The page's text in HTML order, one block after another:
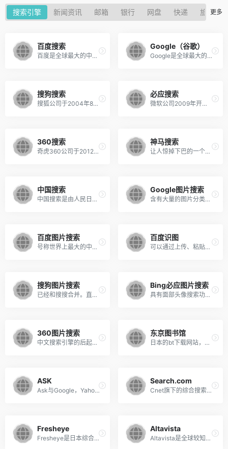
搜索引擎 新闻资讯 邮箱 银行 网盘 快递 旅游更多
百度搜索
百度是全球最大的中文搜索引擎，2000年1月由李彦宏、徐勇两人创办。最新调查结果显示，2012年至今百度长期占据中国搜索引擎市场份额的75%以上。
Google（谷歌）
Google是全球最大的搜索引擎，可搜索多种类型的文件，提供多种搜索服务。
搜狗搜索
搜狐公司于2004年8月推出的第三代互动式中文搜索引擎，中文网页收录量达到100亿。搜狗产品线包括网页应用和桌面应用两部分。
必应搜索
微软公司2009年开发的搜索引擎Bing，其中文版采用独立子域名，取代了之前的Live Search。其独特的首页每天都会更新高清晰主题照片。
360搜索
奇虎360公司于2012年8月推出的360搜索(so.com)，凭借360的多个客户端，在短短时间内便迅速占领了中国搜索引擎市场份额的10%，并一度突破15%，撼动了百度一家独大的中国搜索行业市场格局。
神马搜索
让人惊掉下巴的一个事实上：作为专注于移动搜索的神马搜索，虽然不做PC端搜索引擎，却凭借着阿里系的强大的移动App用户群，已成为占有率极高的移动搜索引擎。神马的使命就是让“手机党”们随时随地，搜什么有什么。神马搜索App既不是应用商店也不是百度，但其交互方式更移动；有搜集自全网的海量参考信息、买家评价；可以让你追到新鲜热辣的好看小说章节，给你清爽干净的阅读体验。
中国搜索
中国搜索是由人民日报、新华社、中央电视台、光明日报、经济日报、中国日报、中国新闻社联手打造的国家级互联网高新企业，强大的跨媒体、融媒体、新媒体传播载体，权威的互联网百科、数据、资料库，丰富多彩的互联网+创新应用平台。
Google图片搜索
含有大量的图片分类，可限定图片内容类型、颜色、大小、文件类型等，也可以上传图片搜索图片或用语音搜索图片。有内容过滤器功能，能够去除许多儿童不宜的图片。 由于众所周知的原因，大部分地区无法访问谷歌搜索，但是通过设置网络代理服务器可以访问。
百度图片搜索
号称世界上最大的中文图片搜索引擎，从数十亿中文网页中提取出各类图片。到目前为止，百度图片搜索引擎可检索图片已经近亿张，能中文新闻网页中实时提取新闻图片。可根据图片大小和格式进行高级搜索。具有以图搜图的功能。
百度识图
可以通过上传、粘贴图片网址等方式查询目标图片的高清大图，相似美图；或通过猜词了解和认知图片内容（如花卉、宠物、名人等），查询图片来源；百度识图还拥有全网检索的人脸技术，帮你找到最相似的人脸。可以拍照以图搜图。
搜狗图片搜索
已经和搜搜合并。直接开辟了美女、搞笑、壁纸、明星等栏目，搜索是可以自行设定图片的尺寸、类型和颜色。更具特色的是“以图搜图”的功能，上传图片即可搜索相关信息，堪称人肉搜索的利器。可搜索聊天表情和头像。
Bing必应图片搜索
具有面部头像搜索功能，还可按相关性、大小、纵横比、颜色、样式进行过滤。同样具有上传图片进行搜索的功能，可以从网络上查找与上传的图像相匹配的图片以及包含改图片的网页。
360图片搜索
中文搜索引擎的后起之秀，同样也具备上传图片识图的功能。此外，360对图片搜索做了很多图片分类，用户可以通过图片分类浏览不同类别的图片。
东京图书馆
日本的bt下载网站，可以查询和下载压缩格式的多种日语频道的日系资源。
ASK
Ask与Google，Yahoo和Bing 经常被誉为全球四大英文搜索引擎。其宗旨是希望用户通过采用自然语言提问题，从而找到最佳答案。在Ask的主页，你可以看到其搜索按钮上的文字是与众不同的“Find Answers”
Search.com
Cnet旗下的综合搜索引擎。
Fresheye
Fresheye是日本综合性搜索引擎，提供日本最新的互联网消息以及新闻、音乐、图片、视频、酒店、博客等内容的搜索。
Altavista
Altavista是全球较知名的网上搜寻引擎公司之一，同时提供搜寻引擎后台技术支持等相关产品。于1995年由Digital 公司创立，1998年被康柏电脑收购，之后再于2003左右被Yahoo收购，现在的搜索技术有雅虎提供。